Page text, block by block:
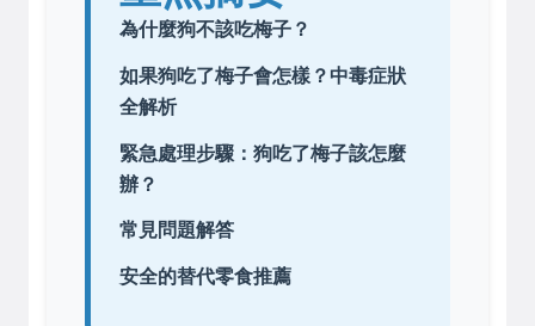
為什麼狗不該吃梅子？
如果狗吃了梅子會怎樣？中毒症狀
全解析
緊急處理步驟：狗吃了梅子該怎麼
辦？
常見問題解答
安全的替代零食推薦